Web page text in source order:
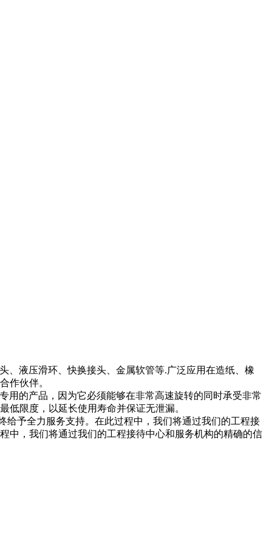
、液压滑环、快换接头、金属软管等.广泛应用在造纸、橡
作伙伴。
用的产品，因为它必须能够在非常高速旋转的同时承受非常
低限度，以延长使用寿命并保证无泄漏。
予全力服务支持。在此过程中，我们将通过我们的工程接
中，我们将通过我们的工程接待中心和服务机构的精确的信